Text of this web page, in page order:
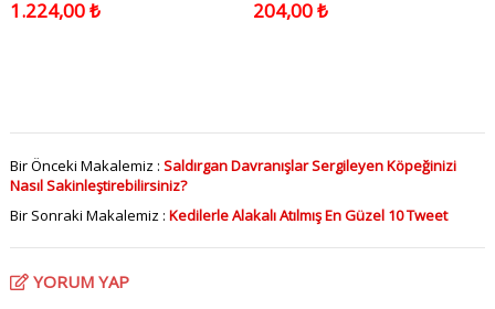
1.224,00 ₺ 204,00 ₺
Bir Önceki Makalemiz : Saldırgan Davranışlar Sergileyen Köpeğinizi
Nasıl Sakinleştirebilirsiniz?
Bir Sonraki Makalemiz : Kedilerle Alakalı Atılmış En Güzel 10 Tweet
YORUM YAP